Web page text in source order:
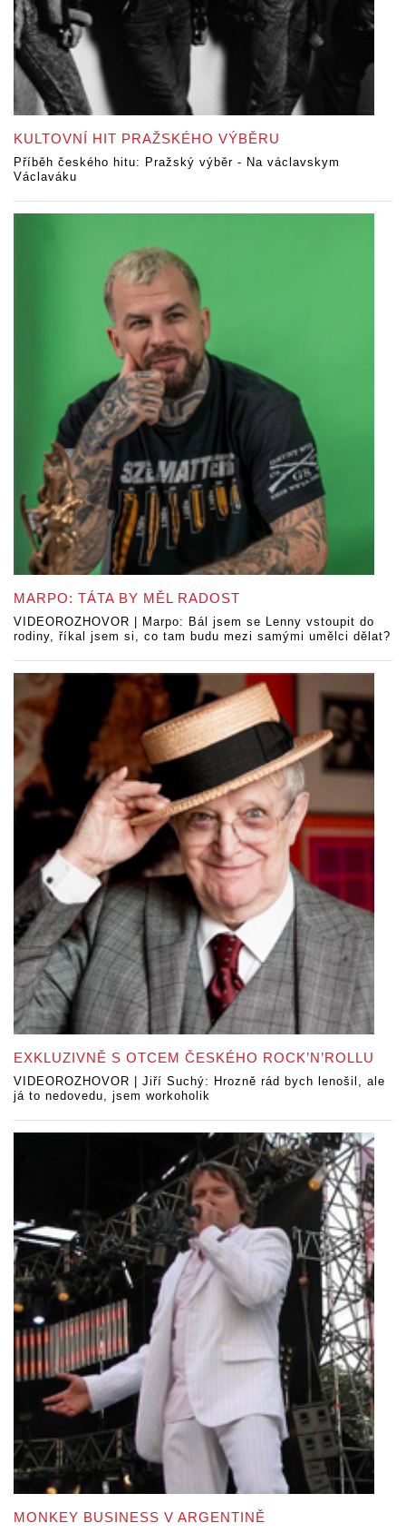
KULTOVNÍ HIT PRAŽSKÉHO VÝBĚRU
Příběh českého hitu: Pražský výběr - Na václavskym
Václaváku
MARPO: TÁTA BY MĚL RADOST
VIDEOROZHOVOR | Marpo: Bál jsem se Lenny vstoupit do
rodiny, říkal jsem si, co tam budu mezi samými umělci dělat?
EXKLUZIVNĚ S OTCEM ČESKÉHO ROCK’N’ROLLU
VIDEOROZHOVOR | Jiří Suchý: Hrozně rád bych lenošil, ale
já to nedovedu, jsem workoholik
MONKEY BUSINESS V ARGENTINĚ